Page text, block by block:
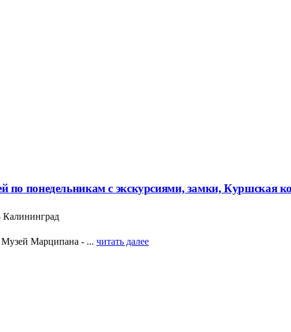
понедельникам с экскурсиями, замки, Куршская
Калининград
Музей Марципана - ... читать далее